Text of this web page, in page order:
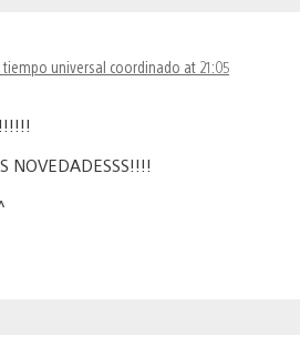
tiempo universal coordinado at 21:05
NOVEDADESSS!!!!